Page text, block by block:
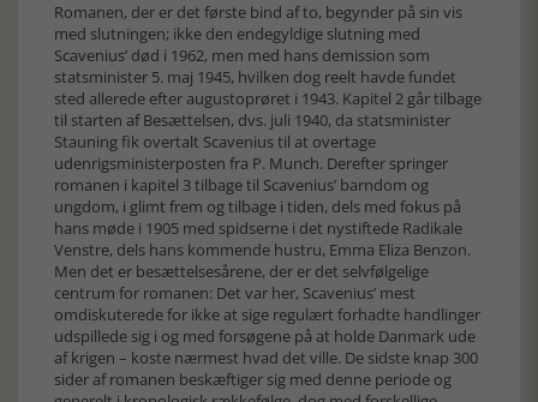
Romanen, der er det første bind af to, begynder på sin vis
med slutningen; ikke den endegyldige slutning med
Scavenius’ død i 1962, men med hans demission som
statsminister 5. maj 1945, hvilken dog reelt havde fundet
sted allerede efter augustoprøret i 1943. Kapitel 2 går tilbage
til starten af Besættelsen, dvs. juli 1940, da statsminister
Stauning fik overtalt Scavenius til at overtage
udenrigsministerposten fra P. Munch. Derefter springer
romanen i kapitel 3 tilbage til Scavenius’ barndom og
ungdom, i glimt frem og tilbage i tiden, dels med fokus på
hans møde i 1905 med spidserne i det nystiftede Radikale
Venstre, dels hans kommende hustru, Emma Eliza Benzon.
Men det er besættelsesårene, der er det selvfølgelige
centrum for romanen: Det var her, Scavenius’ mest
omdiskuterede for ikke at sige regulært forhadte handlinger
udspillede sig i og med forsøgene på at holde Danmark ude
af krigen – koste nærmest hvad det ville. De sidste knap 300
sider af romanen beskæftiger sig med denne periode og